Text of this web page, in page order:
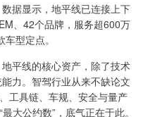
据显示，地平线已连接上下
、42个品牌，服务超600万
型定点。
平线的核心资产，除了技术
力。智驾行业从来不缺论文
工具链、车规、安全与量产
大公约数”，底气正在于此。